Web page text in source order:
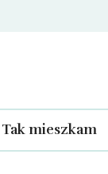
Tak mieszkam